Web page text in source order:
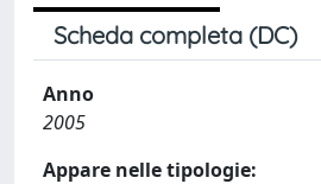
Scheda completa (DC)
Anno
2005
Appare nelle tipologie: